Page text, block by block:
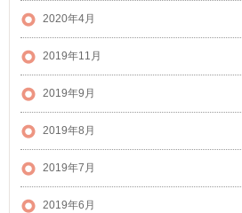
2020年4月
2019年11月
2019年9月
2019年8月
2019年7月
2019年6月